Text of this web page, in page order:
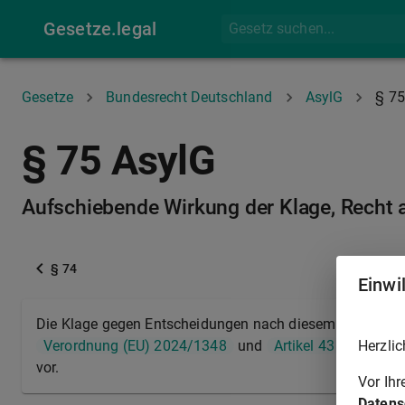
Gesetze.legal
Gesetze Bundesrecht Deutschland AsylG § 75
§ 75 AsylG
Aufschiebende Wirkung der Klage, Recht
§ 74
Die Klage gegen Entscheidungen nach diesem Gesetz
Verordnung (EU) 2024/1348
und Artikel 43 der
vor.
Vor